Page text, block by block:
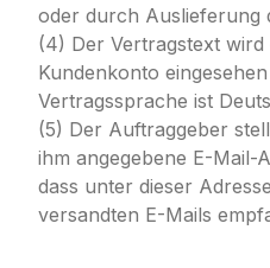
oder durch Auslieferung
(4) Der Vertragstext
Kundenkonto
Vertragssprache ist
(5) Der Auftraggeber
ihm angegebene E-Mail-
dass unter dieser
versandten E-Mails